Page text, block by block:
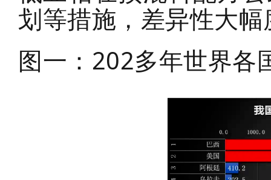
划等措施，差异性大
图一：202多年世界